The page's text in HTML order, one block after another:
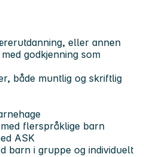
eller annen
godkjenning som
både muntlig og skriftlig
flerspråklige barn
ASK
barn i gruppe og individuelt